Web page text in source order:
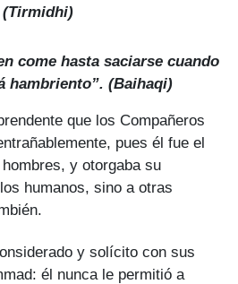
(Tirmidhi)
come hasta saciarse cuando
hambriento”. (Baihaqi)
que los Compañeros
pues él fue el
y otorgaba su
humanos, sino a otras
y solícito con sus
él nunca le permitió a